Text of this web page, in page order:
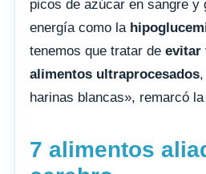
picos de azúcar en sangre y
energía como la
tenemos que tratar de evitar
alimentos ultraprocesados
harinas blancas», remarcó
7 alimentos